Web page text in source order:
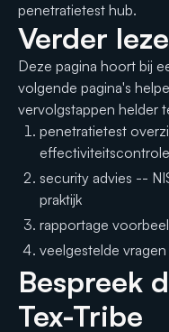
penetratietest hub.
Verder
Deze pagina hoort bij
volgende pagina's
vervolgstappen helder
penetratietest
effectiviteitscontrole
security advies --
praktijk
rapportage
veelgestelde vragen
Bespreek
Tex-Tribe